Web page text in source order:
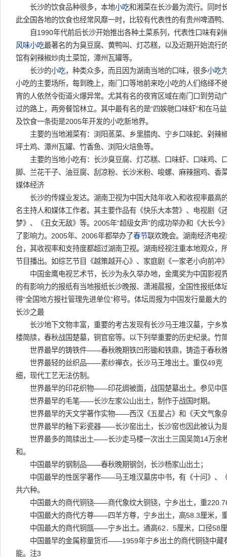
长沙的饮食品种很多，本地小吃和湘菜在长沙最为流行。同时
此全国各地的饮食也经常风靡一时，比较有代表性的有贵州啤酒鸭
自1990年代前后长沙开始推出各种土菜系列，代表性口味有剁
风味小吃最著名的为臭豆腐、黄鸭叫、灯芯糕，以及近期开始流行
馆有剁辣椒炒肉土菜馆，潭州瓦罐等。
长沙的小吃，种类众多，而且因为湖南当地的口味，很多小吃
小吃的主要场所，每到晚上，南门口等地前来吃小吃的人们络绎不
宵的人依然令街道火爆异常。尤其有名的夜宵区域在南门口到劳动
过的路上，两旁餐馆林立。其中最有名的是“四娭毑口味虾”和在马
及饮食一条街是2005年开发的小吃新地界。
主要的当地湘菜有：浏阳蒸菜、乡里腊肉、宁乡口味蛇、剁辣
坪土鸡、潭州瓦罐、竹香鱼、浏阳火培鱼等。
主要的当地小吃有：长沙臭豆腐、灯芯糕、口味虾、口味鸡、
脚、兰花干子、油豆腐、刮凉粉、长沙米粉、唆螺、麻辣捆鸡、香
媒体经济
长沙的传媒业发达。湖南卫视为中国大陆年收入和收视率最高
名主持人和媒体工作者。其主要作品有《快乐大本营》、电视剧《
梦》、《丑女无敌》等。2005年“超级女声”的成功举办和《大长今
了影响力。2005年、2006年都举办了春节联欢晚会。湖南经济电
台，其收视率和支持度都超过湖南卫视。湖南经视注重本地观众，
节目播出。如综艺节目《越策越开心》、家庭剧《一家老小向前冲
中国金鹰电视艺术节，长沙为永久举办地，金鹰奖为中国影视
的有影响力的报纸有当地报纸长沙晚报、潇湘晨报，全国性报纸体
得“全国地方报社管理先进单位”称号。体坛周报为中国发行量最大
长沙之最
长沙地下文物丰富，重要的考古发现有长沙马王堆汉墓，宁乡
楼简牍，春秋战国楚墓，铜官窑等。以下列举重要的历史纪录。竹
世界最早的铸铁件——春秋晚期铁凹形锄和铁鼎，铸造于春秋晚
世界最轻的丝织品——素纱襌衣，长沙马王堆出土。重仅49克
细，现代工艺无法仿制。
世界最早的印花织物——印花绸被面，战国楚墓出土。参见中
世界最早的毛笔——长沙左家公山出土，制作于战国时期。
世界最早的天文学著作实物——西汉《五星占》和《天文气象杂
世界最早的釉下彩瓷器——长沙窑出土，长沙窑也因此被认为
世界最多的简牍出土——长沙走马楼一次出土三国吴简14万余
和。
中国最早的钢制品——春秋晚期钢剑，长沙杨家山出土；
中国最早的性医学著作——马王堆汉墓房中书，有《十问》、《
共六种。
中国最大的商代铜铙——商代象纹大铜铙，宁乡出土，重
中国最大的商代方尊——四羊方尊，宁乡出土，高58.3厘米，
中国最大的商代铜瓿——宁乡出土。通高62．5厘米，口径58厘
中国最早的金属称量货币——1959年宁乡出土的商代铜铙中藏
能。注3